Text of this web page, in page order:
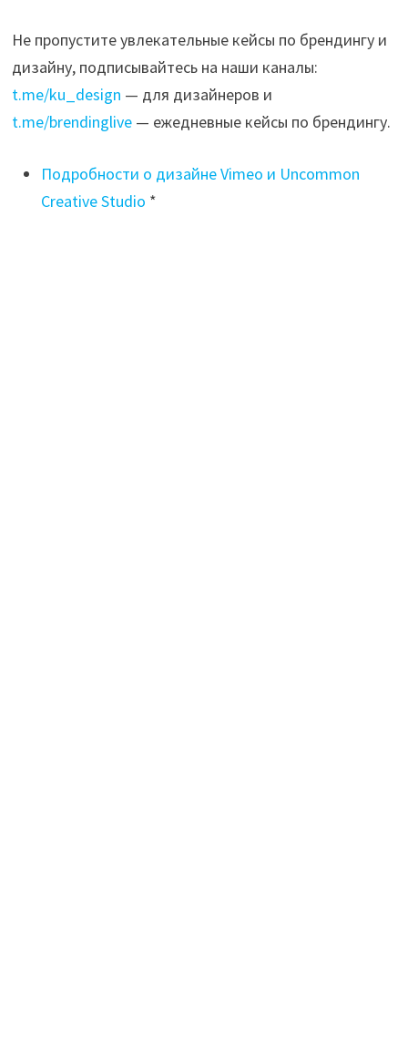
Не пропустите увлекательные кейсы по брендингу и
дизайну, подписывайтесь на наши каналы:
t.me/ku_design — для дизайнеров и
t.me/brendinglive — ежедневные кейсы по брендингу.
Подробности о дизайне Vimeo и Uncommon
Creative Studio *